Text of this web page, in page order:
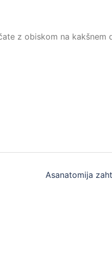
z obiskom na kakšnem
Asanatomija